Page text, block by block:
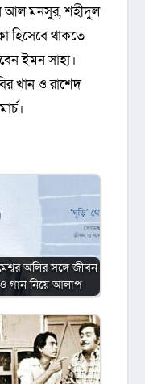
আল মনসুর, শহীদুল
হিসেবে থাকতে
ইমন সাহা।
খান ও রাশেদ
অলির সঙ্গে জীবন
গান নিয়ে আলাপ